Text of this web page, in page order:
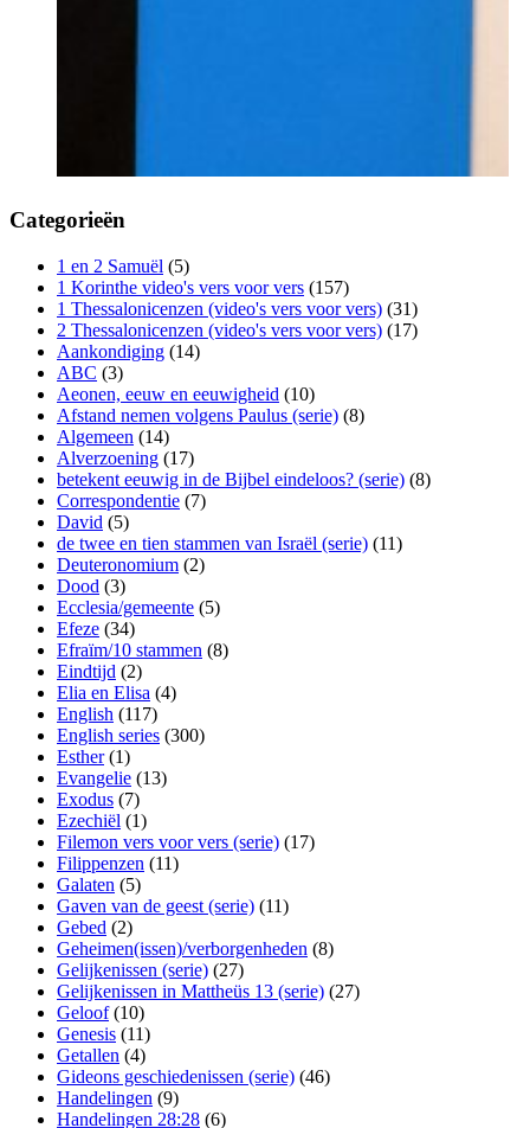
Categorieën
1 en 2 Samuël (5)
1 Korinthe video's vers voor vers (157)
1 Thessalonicenzen (video's vers voor vers) (31)
2 Thessalonicenzen (video's vers voor vers) (17)
Aankondiging (14)
ABC (3)
Aeonen, eeuw en eeuwigheid (10)
Afstand nemen volgens Paulus (serie) (8)
Algemeen (14)
Alverzoening (17)
betekent eeuwig in de Bijbel eindeloos? (serie) (8)
Correspondentie (7)
David (5)
de twee en tien stammen van Israël (serie) (11)
Deuteronomium (2)
Dood (3)
Ecclesia/gemeente (5)
Efeze (34)
Efraïm/10 stammen (8)
Eindtijd (2)
Elia en Elisa (4)
English (117)
English series (300)
Esther(1)
Evangelie (13)
Exodus (7)
Ezechiël (1)
Filemon vers voor vers (serie) (17)
Filippenzen (11)
Galaten (5)
Gaven van de geest (serie) (11)
Gebed (2)
Geheimen(issen)/verborgenheden (8)
Gelijkenissen (serie) (27)
Gelijkenissen in Mattheüs 13 (serie) (27)
Geloof(10)
Genesis (11)
Getallen (4)
Gideons geschiedenissen (serie) (46)
Handelingen (9)
Handelingen 28:28 (6)